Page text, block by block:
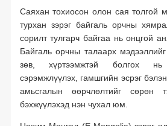
Саяхан тохиосон олон сая толгой
турхан зэрэг байгаль орчны
сорилт тулгарч байгаа нь онцгой
Байгаль орчны талаарх
зөв, хүртээмжтэй болгох
сэрэмжлүүлэх, гамшгийн эсрэг
амьсгалын өөрчлөлтийг сөрөн
бэхжүүлэхэд нэн чухал юм.